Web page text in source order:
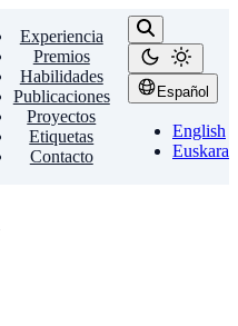
Experiencia
Premios
Habilidades
Publicaciones
Proyectos
Etiquetas
Contacto
Español
English
Euskara